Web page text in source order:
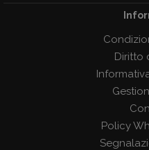
Diritto
Policy